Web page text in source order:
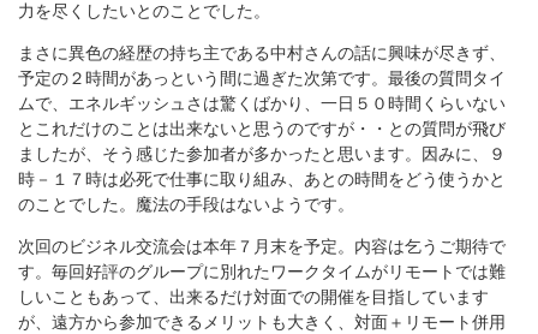
力を尽くしたいとのことでした。
まさに異色の経歴の持ち主である中村さんの話に興味が尽きず、
予定の２時間があっという間に過ぎた次第です。最後の質問タイ
ムで、エネルギッシュさは驚くばかり、一日５０時間くらいない
とこれだけのことは出来ないと思うのですが・・との質問が飛び
ましたが、そう感じた参加者が多かったと思います。因みに、９
時－１７時は必死で仕事に取り組み、あとの時間をどう使うかと
のことでした。魔法の手段はないようです。
次回のビジネル交流会は本年７月末を予定。内容は乞うご期待で
す。毎回好評のグループに別れたワークタイムがリモートでは難
しいこともあって、出来るだけ対面での開催を目指しています
が、遠方から参加できるメリットも大きく、対面＋リモート併用